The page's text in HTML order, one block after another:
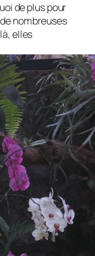
de plus pour
nombreuses
elles